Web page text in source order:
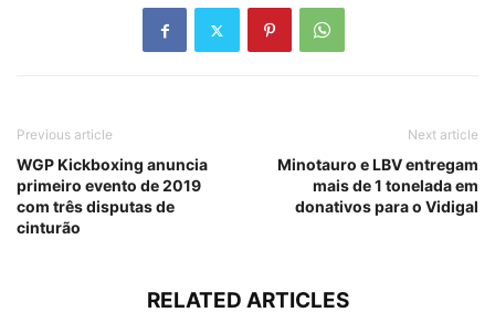
Previous article
WGP Kickboxing anuncia
primeiro evento de 2019
com três disputas de
cinturão
Next article
Minotauro e LBV entregam
mais de 1 tonelada em
donativos para o Vidigal
RELATED ARTICLES